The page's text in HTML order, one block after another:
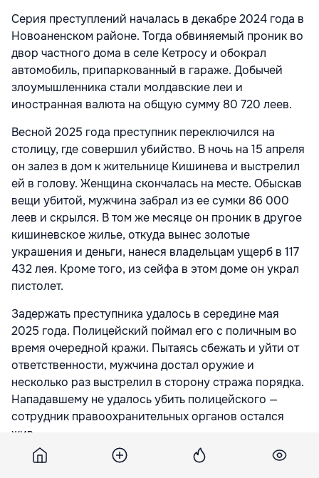
Серия преступлений началась в декабре 2024 года в
Новоаненском районе. Тогда обвиняемый проник во
двор частного дома в селе Кетросу и обокрал
автомобиль, припаркованный в гараже. Добычей
злоумышленника стали молдавские леи и
иностранная валюта на общую сумму 80 720 леев.
Весной 2025 года преступник переключился на
столицу, где совершил убийство. В ночь на 15 апреля
он залез в дом к жительнице Кишинева и выстрелил
ей в голову. Женщина скончалась на месте. Обыскав
вещи убитой, мужчина забрал из ее сумки 86 000
леев и скрылся. В том же месяце он проник в другое
кишиневское жилье, откуда вынес золотые
украшения и деньги, нанеся владельцам ущерб в 117
432 лея. Кроме того, из сейфа в этом доме он украл
пистолет.
Задержать преступника удалось в середине мая
2025 года. Полицейский поймал его с поличным во
время очередной кражи. Пытаясь сбежать и уйти от
ответственности, мужчина достал оружие и
несколько раз выстрелил в сторону стража порядка.
Нападавшему не удалось убить полицейского —
сотрудник правоохранительных органов остался
жив.
Прокуратура отмечает, что вынесенный судом